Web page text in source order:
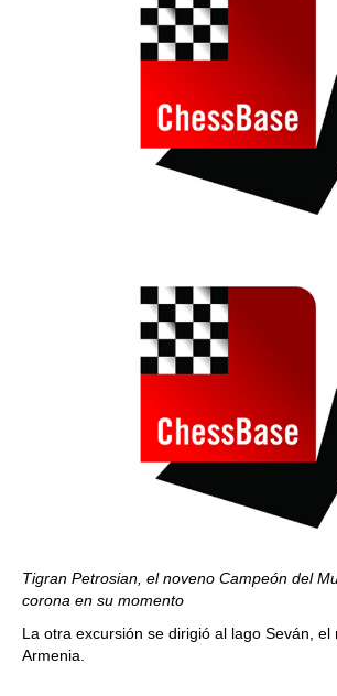
Tigran Petrosian, el noveno Campeón del
corona en su momento
La otra excursión se dirigió al lago Seván, el
Armenia.